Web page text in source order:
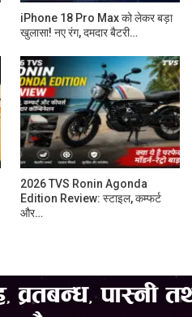
iPhone 18 Pro Max को लेकर बड़ा
खुलासा! नए रंग, दमदार बैटरी…
2026 TVS Ronin Agonda
Edition Review: स्टाइल, कम्फर्ट
और…